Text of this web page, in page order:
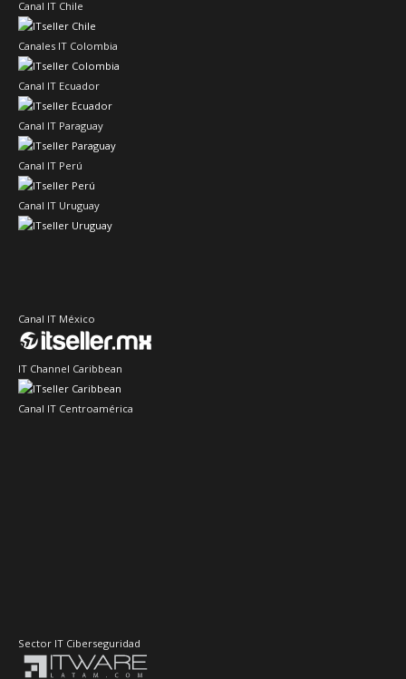
Canal IT Chile
Canales IT Colombia
Canal IT Ecuador
Canal IT Paraguay
Canal IT Perú
Canal IT Uruguay
Canal IT México
IT Channel Caribbean
Canal IT Centroamérica
Sector IT Ciberseguridad